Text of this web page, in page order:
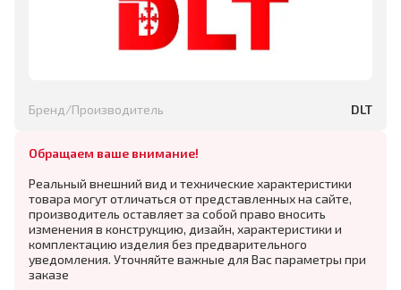
Бренд/Производитель DLT
Обращаем ваше внимание!
Реальный внешний вид и технические характеристики
товара могут отличаться от представленных на сайте,
производитель оставляет за собой право вносить
изменения в конструкцию, дизайн, характеристики и
комплектацию изделия без предварительного
уведомления. Уточняйте важные для Вас параметры при
заказе